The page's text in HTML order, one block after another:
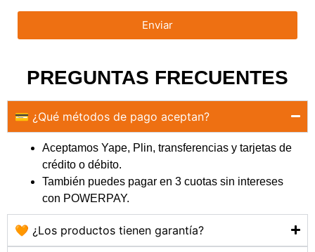
Enviar
PREGUNTAS FRECUENTES
💳 ¿Qué métodos de pago aceptan?
Aceptamos Yape, Plin, transferencias y tarjetas de
crédito o débito.
También puedes pagar en 3 cuotas sin intereses
con POWERPAY.
🧡 ¿Los productos tienen garantía?